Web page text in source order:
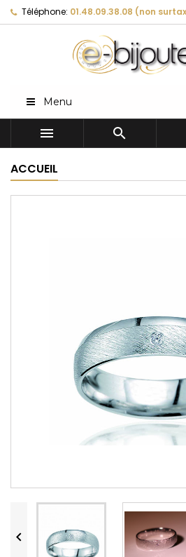
Téléphone: 01.48.09.38.08 (non
Menu
 
ACCUEIL
